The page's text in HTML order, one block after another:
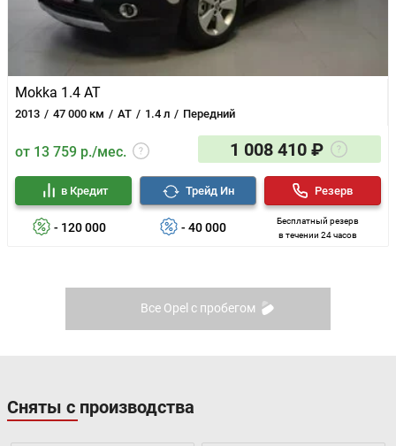
Mokka 1.4 AT
2013 47 000 км AT 1.4 л Передний
от 13 759 р./мес. 1 008 410 ₽
- 120 000
в Кредит
- 40 000
Трейд Ин
Бесплатный резерв
в течении 24 часов
Резерв
Все Opel с пробегом
Сняты с производства